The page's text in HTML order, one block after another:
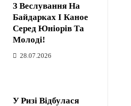
З Веслування На
Байдарках І Каное
Серед Юніорів Та
Молоді!
28.07.2026
У Ризі Відбулася